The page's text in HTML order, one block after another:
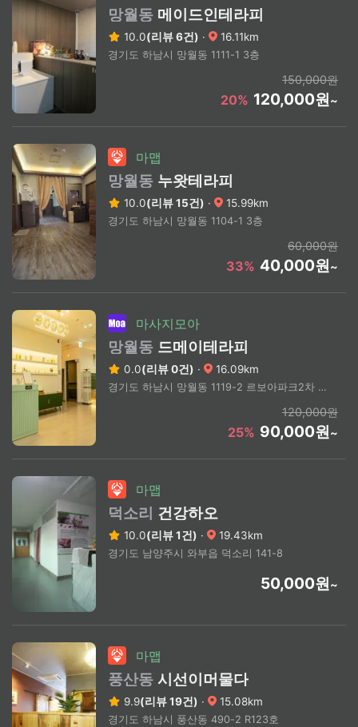
망월동 메이드인테라피
10.0(리뷰 6건) · 16.11km
경기도 하남시 망월동 1111-1 3층
150,000원
20% 120,000원~
마맵
망월동 누왓테라피
10.0(리뷰 15건) · 15.99km
경기도 하남시 망월동 1104-1 3층
60,000원
33% 40,000원~
마사지모아
망월동 드메이테라피
0.0(리뷰 0건) · 16.09km
경기도 하남시 망월동 1119-2 르보아파크2차 311호
120,000원
25% 90,000원~
마맵
덕소리 건강하오
10.0(리뷰 1건) · 19.43km
경기도 남양주시 와부읍 덕소리 141-8
50,000원~
마맵
풍산동 시선이머물다
9.9(리뷰 19건) · 15.08km
경기도 하남시 풍산동 490-2 R123호